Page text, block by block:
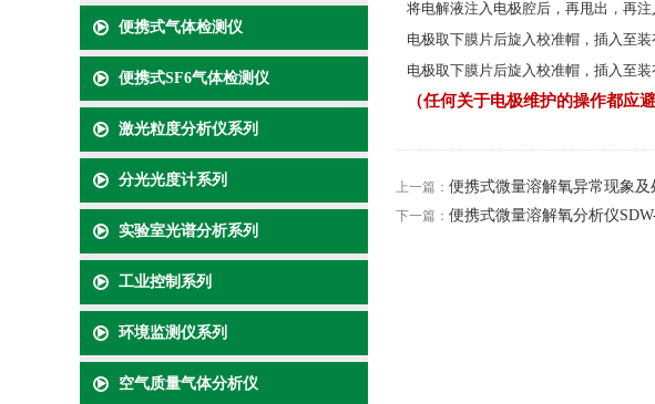
便携式气体检测仪
便携式SF6气体检测仪
激光粒度分析仪系列
分光光度计系列
实验室光谱分析系列
工业控制系列
环境监测仪系列
空气质量气体分析仪
将电解液注入电极腔后，再甩出，再注
电极取下膜片后旋入校准帽，插入至
电极取下膜片后旋入校准帽，插入至
（任何关于电极维护的操作都应
上一篇： 便携式微量溶解氧异常现象及
下一篇： 便携式微量溶解氧分析仪